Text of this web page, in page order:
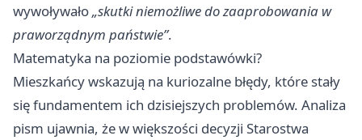
wywoływało„skutki niemożliwe do zaaprobowania w
praworządnym państwie”.
Matematyka na poziomie podstawówki?
Mieszkańcy wskazują na kuriozalne błędy, które stały
się fundamentem ich dzisiejszych problemów. Analiza
pism ujawnia, że w większości decyzji Starostwa